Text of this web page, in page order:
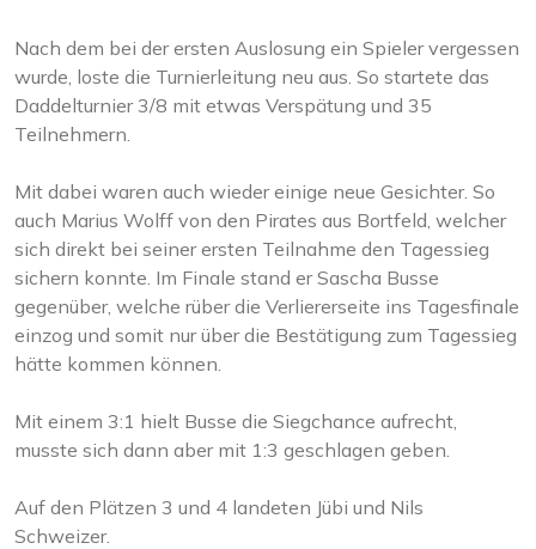
Nach dem bei der ersten Auslosung ein Spieler vergessen
wurde, loste die Turnierleitung neu aus. So startete das
Daddelturnier 3/8 mit etwas Verspätung und 35
Teilnehmern.
Mit dabei waren auch wieder einige neue Gesichter. So
auch Marius Wolff von den Pirates aus Bortfeld, welcher
sich direkt bei seiner ersten Teilnahme den Tagessieg
sichern konnte. Im Finale stand er Sascha Busse
gegenüber, welche rüber die Verliererseite ins Tagesfinale
einzog und somit nur über die Bestätigung zum Tagessieg
hätte kommen können.
Mit einem 3:1 hielt Busse die Siegchance aufrecht,
musste sich dann aber mit 1:3 geschlagen geben.
Auf den Plätzen 3 und 4 landeten Jübi und Nils
Schweizer.